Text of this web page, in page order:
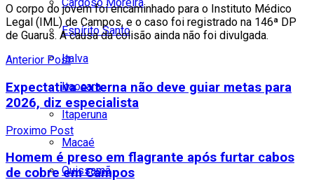
Espírito Santo
Italva
Itaocara
Itaperuna
Macaé
Quissamã
O corpo do jovem foi encaminhado para o Instituto Médico
Legal (IML) de Campos, e o caso foi registrado na 146ª DP
de Guarus. A causa da colisão ainda não foi divulgada.
Anterior Post
Expectativa externa não deve guiar metas para
2026, diz especialista
Proximo Post
Homem é preso em flagrante após furtar cabos
de cobre em Campos